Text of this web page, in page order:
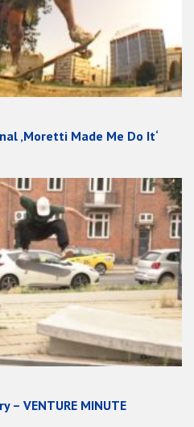
‚Moretti Made Me Do It‘
– VENTURE MINUTE